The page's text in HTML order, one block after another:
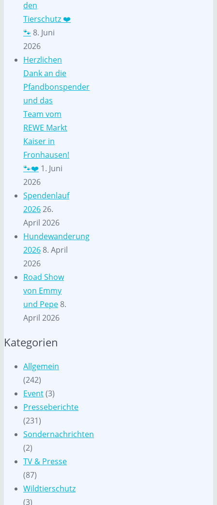
den
Tierschutz ❤️
🐾 8. Juni
2026
Herzlichen
Dank an die
Pfandbonspender
und das
Team vom
REWE Markt
Kaiser in
Fronhausen!
🐾❤️ 1. Juni
2026
Spendenlauf
202626.
April 2026
Hundewanderung
2026 8. April
2026
Road Show
von Emmy
und Pepe 8.
April 2026
Kategorien
Allgemein
(242)
Event(3)
Presseberichte
(231)
Sondernachrichten
(2)
TV & Presse
(87)
Wildtierschutz
(3)